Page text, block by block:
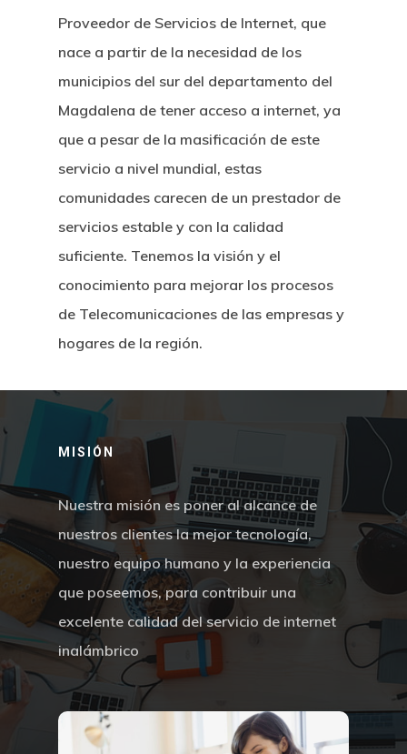
Proveedor de Servicios de Internet, que
nace a partir de la necesidad de los
municipios del sur del departamento del
Magdalena de tener acceso a internet, ya
que a pesar de la masificación de este
servicio a nivel mundial, estas
comunidades carecen de un prestador de
servicios estable y con la calidad
suficiente. Tenemos la visión y el
conocimiento para mejorar los procesos
de Telecomunicaciones de las empresas y
hogares de la región.
MISIÓN
Nuestra misión es poner al alcance de
nuestros clientes la mejor tecnología,
nuestro equipo humano y la experiencia
que poseemos, para contribuir una
excelente calidad del servicio de internet
inalámbrico
Atención Al